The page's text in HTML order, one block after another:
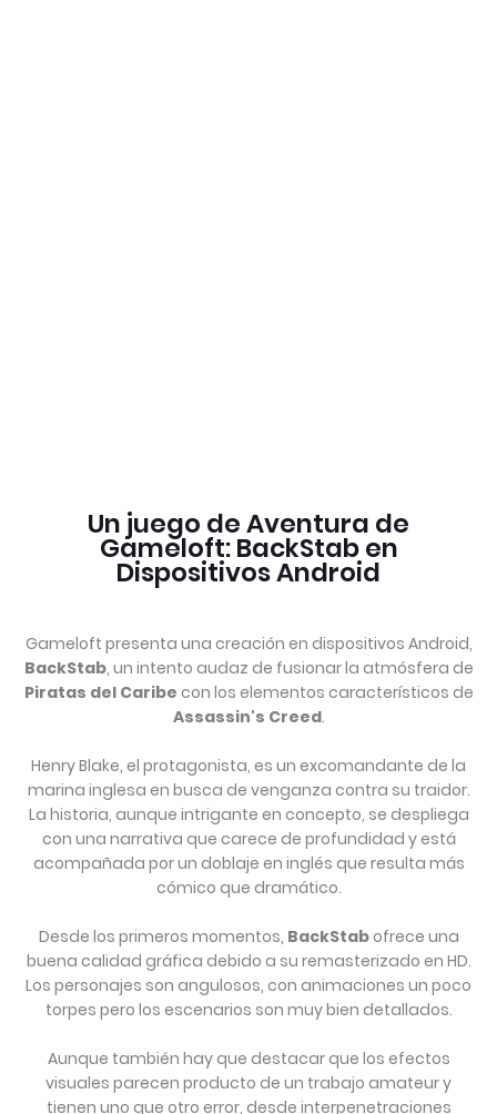
Un juego de Aventura de
Gameloft: BackStab en
Dispositivos Android
Gameloft presenta una creación en dispositivos Android,
BackStab, un intento audaz de fusionar la atmósfera de
Piratas del Caribe con los elementos característicos de
Assassin's Creed.
Henry Blake, el protagonista, es un excomandante de la
marina inglesa en busca de venganza contra su traidor.
La historia, aunque intrigante en concepto, se despliega
con una narrativa que carece de profundidad y está
acompañada por un doblaje en inglés que resulta más
cómico que dramático.
Desde los primeros momentos, BackStabofrece una
buena calidad gráfica debido a su remasterizado en HD.
Los personajes son angulosos, con animaciones un poco
torpes pero los escenarios son muy bien detallados.
Aunque también hay que destacar que los efectos
visuales parecen producto de un trabajo amateur y
tienen uno que otro error, desde interpenetraciones